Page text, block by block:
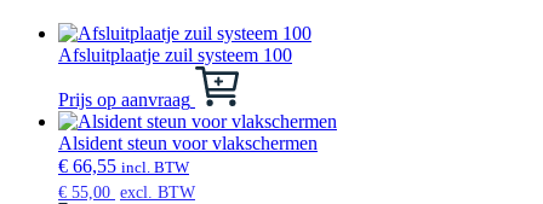
Afsluitplaatje zuil systeem 100
Prijs op aanvraag
Dit
heeft
meerdere
Alsident steun voor vlakschermen
€ 66,55 incl. BTW
€ 55,00 excl. BTW